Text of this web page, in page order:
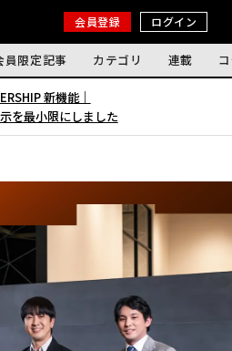
会員登録 ログイン
員限定記事 カテゴリ 連載
新機能｜
を最小限にしました